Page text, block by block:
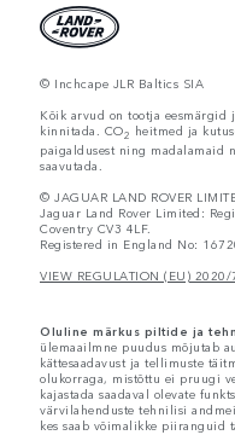
© Inchcape JLR Baltics SIA
Kõik arvud on tootja
kinnitada. CO2 heitmed ja
paigaldusest ning madalamaid
saavutada.
© JAGUAR LAND ROVER
Jaguar Land Rover Limited:
Coventry CV3 4LF.
Registered in England No:
VIEW REGULATION (EU) 2020/
Oluline märkus piltide ja
ülemaailmne puudus mõjutab
kättesaadavust ja tellimuste
olukorraga, mistõttu ei pruugi
kajastada saadaval olevate
värvilahenduste tehnilisi
kes saab võimalikke piiranguid